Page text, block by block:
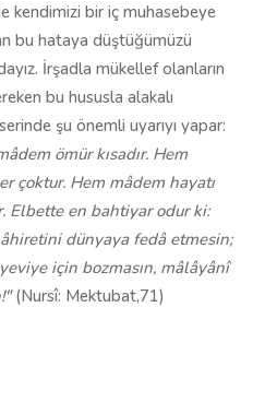
kendimizi bir iç muhasebeye
bu hataya düştüğümüzü
İrşadla mükellef olanların
bu hususla alakalı
şu önemli uyarıyı yapar:
ömür kısadır. Hem
çoktur. Hem mâdem hayatı
Elbette en bahtiyar odur ki:
dünyaya fedâ etmesin;
için bozmasın, mâlâyânî
(Nursî: Mektubat,71)